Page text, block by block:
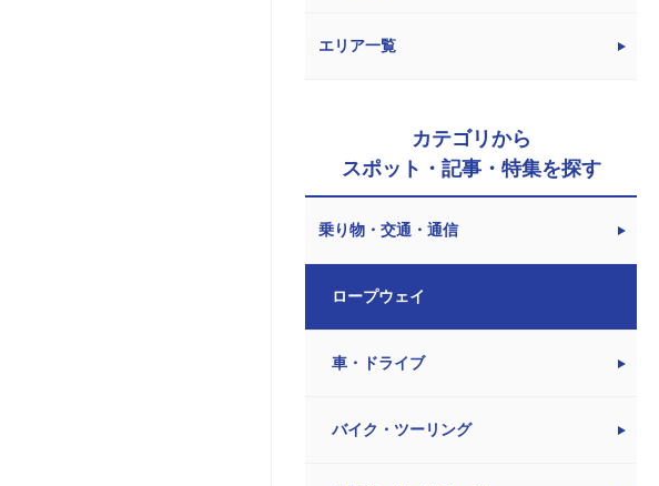
エリア一覧
カテゴリから
スポット・記事・特集を探す
乗り物・交通・通信
ロープウェイ
車・ドライブ
バイク・ツーリング